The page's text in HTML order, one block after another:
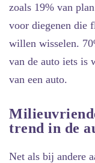
zoals 19% van
voor diegenen die
willen wisselen.
van de auto iets is
van een auto.
trend in de
Net als bij andere